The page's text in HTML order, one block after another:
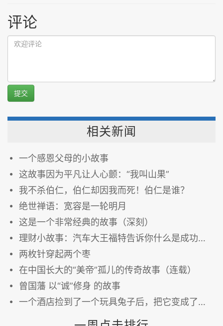
评论
提交
相关新闻
一个感恩父母的小故事
这故事因为平凡让人心颤：“我叫山果”
我不杀伯仁，伯仁却因我而死！伯仁是谁？
绝世禅语：宽容是一轮明月
这是一个非常经典的故事（深刻）
理财小故事：汽车大王福特告诉你什么是成功之路
两枚针穿起两个枣
在中国长大的“美帝”孤儿的传奇故事（连载）
曾国藩 以“诚”修身 的故事
一个酒店捡到了一个玩具兔子后，把它变成了一个温馨的故事.....